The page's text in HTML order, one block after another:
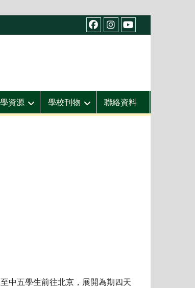
facebook
IG youtube
資源 學校刊物 聯絡資料
中五學生前往北京，展開為期四天